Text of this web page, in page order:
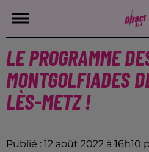
LE PROGRAMME
MONTGOLFIADES
LÈS-METZ !
Publié : 12 août 2022 à 16h10